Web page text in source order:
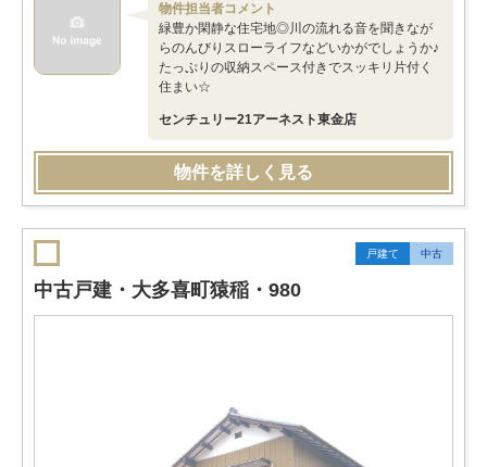
物件担当者コメント
緑豊か閑静な住宅地◎川の流れる音を聞きなが
らのんびりスローライフなどいかがでしょうか♪
たっぷりの収納スペース付きでスッキリ片付く
住まい☆
センチュリー21アーネスト東金店
物件を詳しく見る
戸建て 中古
中古戸建・大多喜町猿稲・980